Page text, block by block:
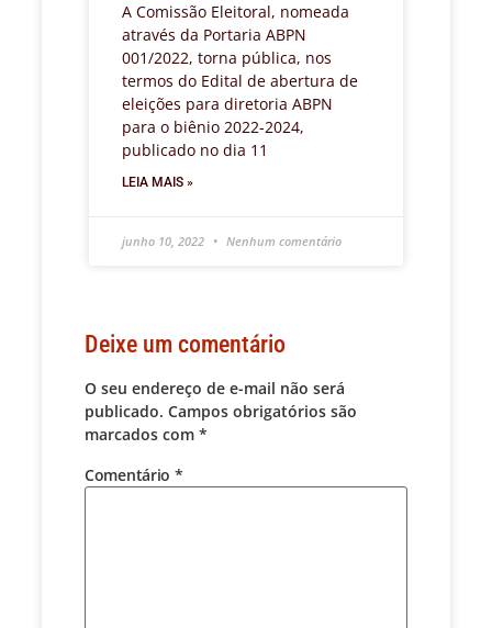
A Comissão Eleitoral, nomeada
através da Portaria ABPN
001/2022, torna pública, nos
termos do Edital de abertura de
eleições para diretoria ABPN
para o biênio 2022-2024,
publicado no dia 11
LEIA MAIS »
junho 10, 2022 Nenhum comentário
Deixe um comentário
O seu endereço de e-mail não será
publicado. Campos obrigatórios são
marcados com *
Comentário *